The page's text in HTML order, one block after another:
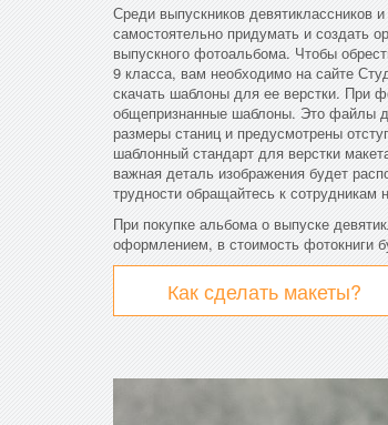
Среди выпускников девятиклассников
самостоятельно придумать и создать
выпускного фотоальбома. Чтобы
9 класса, вам необходимо на сайте
скачать шаблоны для ее верстки. При
общепризнанные шаблоны. Это файлы
размеры станиц и предусмотрены
шаблонный стандарт для верстки
важная деталь изображения будет
трудности обращайтесь к
При покупке альбома о выпуске
оформлением, в стоимость фотокниги
Как сделать макеты?